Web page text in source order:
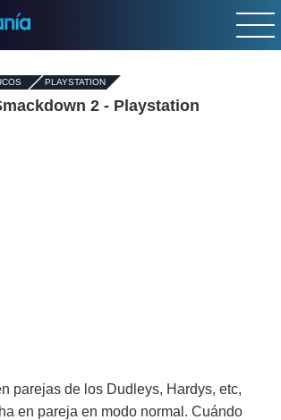
- PLAYSTATION
2 - Playstation
parejas de los Dudleys, Hardys, etc,
en pareja en modo normal. Cuándo